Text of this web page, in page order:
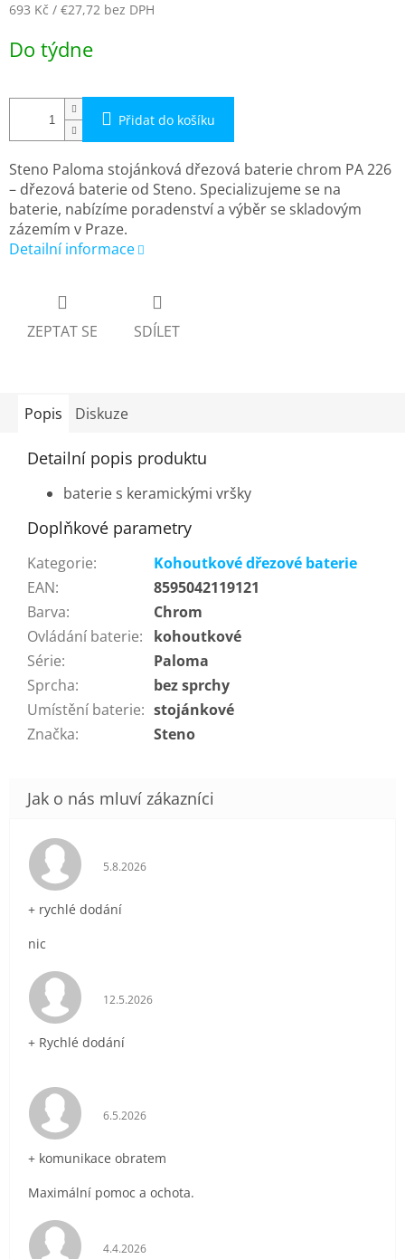
693 Kč / €27,72 bez DPH
cena:
Do týdne
Přidat do košíku
Steno Paloma stojánková dřezová baterie chrom PA 226
– dřezová baterie od Steno. Specializujeme se na
baterie, nabízíme poradenství a výběr se skladovým
zázemím v Praze.
Detailní informace
ZEPTAT SE SDÍLET
Popis Diskuze
Detailní popis produktu
baterie s keramickými vršky
Doplňkové parametry
Kategorie:
Kohoutkové dřezové baterie
EAN:
8595042119121
Barva:
Chrom
Ovládání baterie:
kohoutkové
Série:
Paloma
Sprcha:
bez sprchy
Umístění baterie: stojánkové
Značka: Steno
Hodnocení obchodu je 5 z 5 hvězdiček.
5.8.2026
+ rychlé dodání
nic
Hodnocení obchodu je 5 z 5 hvězdiček.
12.5.2026
+ Rychlé dodání
Hodnocení obchodu je 5 z 5 hvězdiček.
6.5.2026
+ komunikace obratem
Maximální pomoc a ochota.
Hodnocení obchodu je 5 z 5 hvězdiček.
4.4.2026